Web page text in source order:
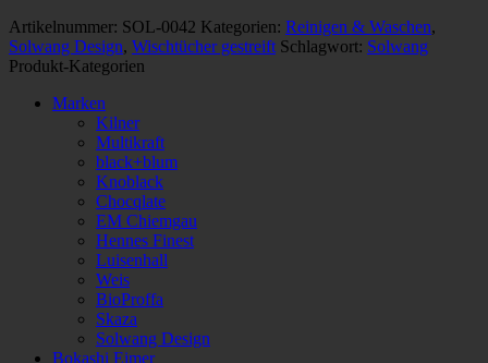
Artikelnummer: SOL-0042 Kategorien: Reinigen & Waschen,
Solwang Design, Wischtücher gestreift Schlagwort: Solwang
Produkt-Kategorien
Marken
Kilner
Multikraft
black+blum
Knoblack
Chocqlate
EM Chiemgau
Hennes Finest
Luisenhall
Weis
BioProffa
Skaza
Solwang Design
Bokashi Eimer